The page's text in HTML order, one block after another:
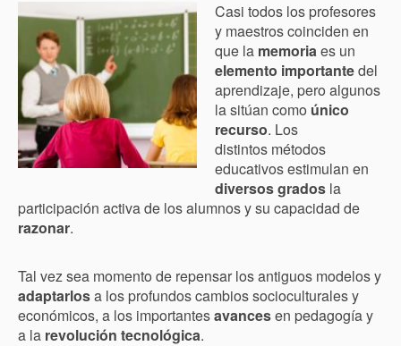
Casi todos los profesores
y maestros coinciden en
que la memoriaes un
elemento importantedel
aprendizaje, pero algunos
la sitúan como único
recurso. Los
distintos métodos
educativos estimulan en
diversos grados la
participación activa de los alumnos y su capacidad de
razonar.
Tal vez sea momento de repensar los antiguos modelos y
adaptarlosa los profundos cambios socioculturales y
económicos, a los importantesavancesen pedagogía y
a la revolución tecnológica.